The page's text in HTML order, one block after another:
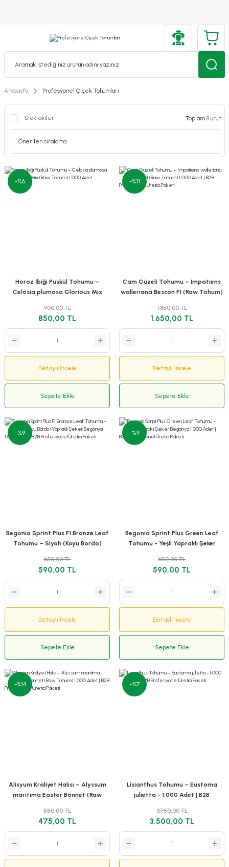
Anasayfa Profesyonel Çiçek Tohumları
Stoktakiler Toplam 8 ürün
-%6
Horoz İbiği Püskül Tohumu –
Celosia plumosa Glorious Mix
900,00 TL
850,00 TL
Detaylı İncele
Sepete Ekle
-%11
Cam Güzeli Tohumu – Impatiens
walleriana Bescon F1 (Raw Tohum)
Üretici Paketi
1.850,00 TL
1.650,00 TL
Detaylı İncele
Sepete Ekle
-%9
Begonia Sprint Plus F1 Bronze Leaf
Tohumu – Siyah (Koyu Bordo)
| B2B Profesyonel Üretici Paketi
650,00 TL
590,00 TL
Detaylı İncele
Sepete Ekle
-%9
Begonia Sprint Plus Green Leaf
Tohumu - Yeşil Yapraklı Şeker
Profesyonel Üretici Paketi
650,00 TL
590,00 TL
Detaylı İncele
Sepete Ekle
-%14
Alisyum Kraliyet Halısı – Alyssum
maritima Easter Bonnet (Raw
Profesyonel Üretici Paketi
550,00 TL
475,00 TL
-%7
Lisianthus Tohumu – Eustoma
julietta - 1.000 Adet | B2B
3.750,00 TL
3.500,00 TL